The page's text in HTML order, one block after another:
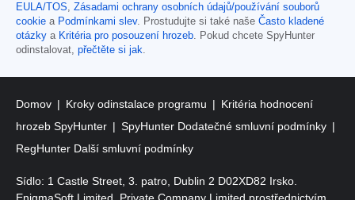
EULA/TOS, Zásadami ochrany osobních údajů/používání souborů
cookie a Podmínkami slev. Prostudujte si také naše Často kladené
otázky a Kritéria pro posouzení hrozeb. Pokud chcete SpyHunter
odinstalovat, přečtěte si jak.
Domov Kroky odinstalace programu
Kritéria hodnocení
hrozeb SpyHunter
SpyHunter Dodatečné smluvní podmínky
RegHunter Další smluvní podmínky
Sídlo: 1 Castle Street, 3. patro, Dublin 2 D02XD82 Irsko.